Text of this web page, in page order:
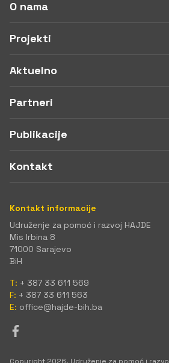
O nama
Projekti
Aktuelno
Partneri
Publikacije
Kontakt
Kontakt informacije
Udruženje za pomoć i razvoj HAJDE
Mis Irbina 8
71000 Sarajevo
BiH
T: + 387 33 611 569
F: + 387 33 611 563
E: office@hajde-bih.ba
Copyright 2026. Udruženje za pomoć i razvoj